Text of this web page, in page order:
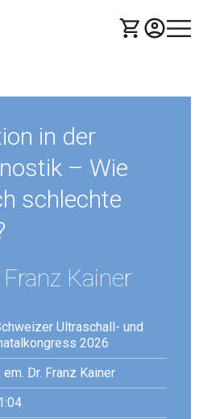
in der
– Wie
schlechte
Kainer
Ultraschall- und
2026
em. Dr. Franz Kainer